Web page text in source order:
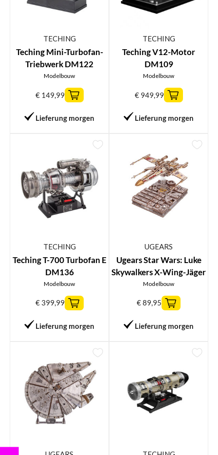
TECHING
Teching Mini-Turbofan-
Triebwerk DM122
Modelbouw
€149,99
Lieferung morgen
TECHING
Teching V12-Motor
DM109
Modelbouw
€949,99
Lieferung morgen
TECHING
Teching T-700 Turbofan E
DM136
Modelbouw
€399,99
Lieferung morgen
UGEARS
Ugears Star Wars: Luke
Skywalkers X-Wing-Jäger
Modelbouw
€89,95
Lieferung morgen